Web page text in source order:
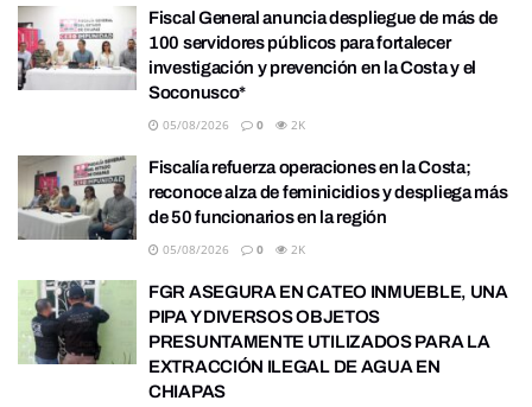
Fiscal General anuncia despliegue de más de
100 servidores públicos para fortalecer
investigación y prevención en la Costa y el
Soconusco*
05/08/2026 0 2K
Fiscalía refuerza operaciones en la Costa;
reconoce alza de feminicidios y despliega más
de 50 funcionarios en la región
05/08/2026 0 2K
FGR ASEGURA EN CATEO INMUEBLE, UNA
PIPA Y DIVERSOS OBJETOS
PRESUNTAMENTE UTILIZADOS PARA LA
EXTRACCIÓN ILEGAL DE AGUA EN
CHIAPAS